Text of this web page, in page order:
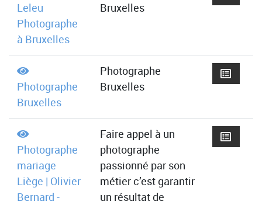
Leleu
Photographe
à Bruxelles
Bruxelles
Photographe
Bruxelles
Photographe
Bruxelles
Photographe
mariage
Liège | Olivier
Bernard -
Faire appel à un
photographe
passionné par son
métier c’est garantir
un résultat de